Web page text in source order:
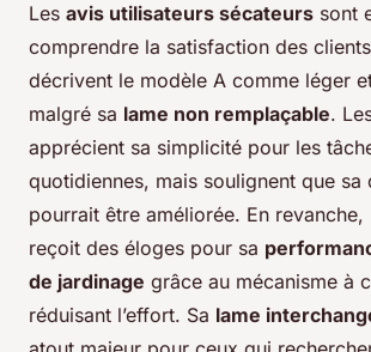
Les avis utilisateurs sécateurs sont
comprendre la satisfaction des
décrivent le modèle A comme léger
malgré sa lame non remplaçable.
apprécient sa simplicité pour les
quotidiennes, mais soulignent que sa
pourrait être améliorée. En revanche,
reçoit des éloges pour sa
de jardinage grâce au mécanisme à
réduisant l’effort. Sa lame